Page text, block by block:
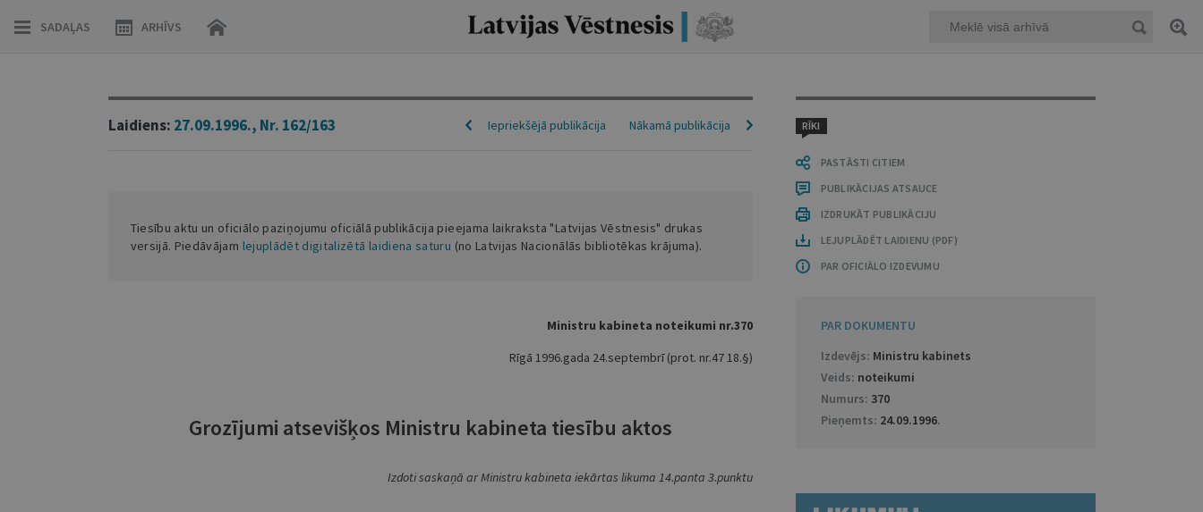
SADAĻAS ARHĪVS
RĪKI
PASTĀSTI CITIEM
PUBLIKĀCIJAS ATSAUCE
IZDRUKĀT PUBLIKĀCIJU
LEJUPLĀDĒT LAIDIENU (PDF)
PAR OFICIĀLO IZDEVUMU
PAR DOKUMENTU
Izdevējs: Ministru kabinets
Veids: noteikumi
Numurs: 370
Pieņemts: 24.09.1996.
Laidiens: 27.09.1996., Nr. 162/163 Nākamā publikācija
Iepriekšējā publikācija
Tiesību aktu un oficiālo paziņojumu oficiālā publikācija pieejama laikraksta "Latvijas Vēstnesis" drukas
versijā. Piedāvājam lejuplādēt digitalizētā laidiena saturu (no Latvijas Nacionālās bibliotēkas krājuma).
Ministru kabineta noteikumi nr.370
Rīgā 1996.gada 24.septembrī (prot. nr.47 18.§)
Grozījumi atsevišķos Ministru kabineta tiesību aktos
Izdoti saskaņā ar Ministru kabineta iekārtas likuma 14.panta 3.punktu